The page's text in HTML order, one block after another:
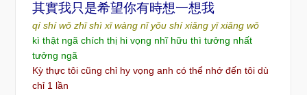
其實我只是希望你有時想一想我
qí shí wǒ zhī shì xī wàng nǐ yǒu shí xiǎng yī xiǎng wǒ
kì thật ngã chích thị hi vọng nhĩ hữu thì tưởng nhất
tưởng ngã
Kỳ thực tôi cũng chỉ hy vọng anh có thể nhớ đến tôi dù
chỉ 1 lần